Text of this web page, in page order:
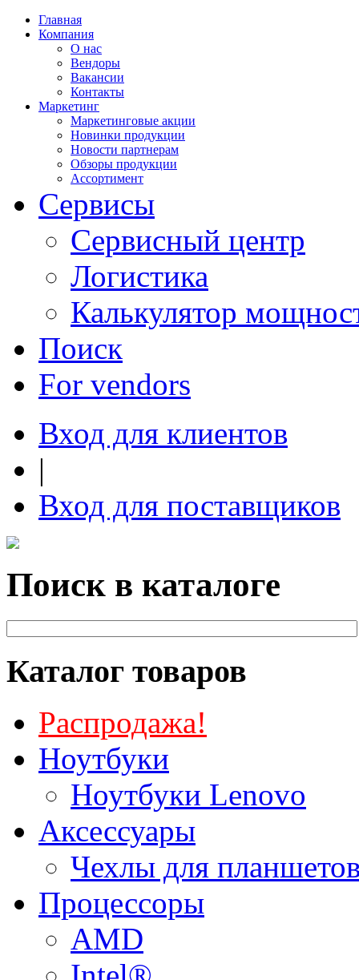
Главная
Компания
О нас
Вендоры
Вакансии
Контакты
Маркетинг
Маркетинговые акции
Новинки продукции
Новости партнерам
Обзоры продукции
Ассортимент
Сервисы
Сервисный центр
Логистика
Калькулятор
Поиск
For vendors
Вход для клиентов
|
Вход для поставщиков
Поиск в каталоге
Каталог товаров
Распродажа!
Ноутбуки
Ноутбуки Lenovo
Аксессуары
Чехлы для
Процессоры
AMD